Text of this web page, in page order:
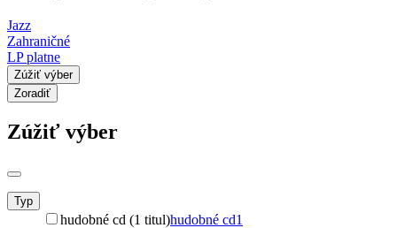
Jazz
Zahraničné
LP platne
Zúžiť výber
Zoradiť
Zúžiť výber
Typ
hudobné cd (1 titul)hudobné cd1